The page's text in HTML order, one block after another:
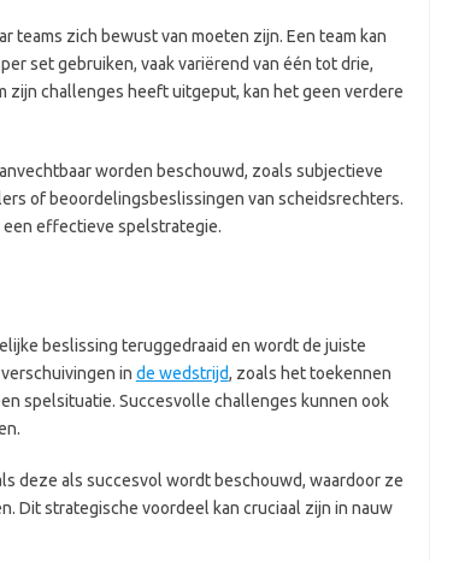
teams zich bewust van moeten zijn. Een team kan
set gebruiken, vaak variërend van één tot drie,
zijn challenges heeft uitgeput, kan het geen verdere
worden beschouwd, zoals subjectieve
of beoordelingsbeslissingen van scheidsrechters.
een effectieve spelstrategie.
beslissing teruggedraaid en wordt de juiste
in de wedstrijd, zoals het toekennen
spelsituatie. Succesvolle challenges kunnen ook
deze als succesvol wordt beschouwd, waardoor ze
Dit strategische voordeel kan cruciaal zijn in nauw